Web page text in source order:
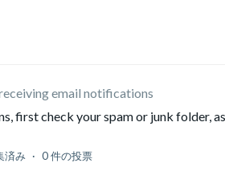
email notifications
first check your spam or junk folder,
済み 0 件の投票